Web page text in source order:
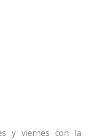
y viernes con la